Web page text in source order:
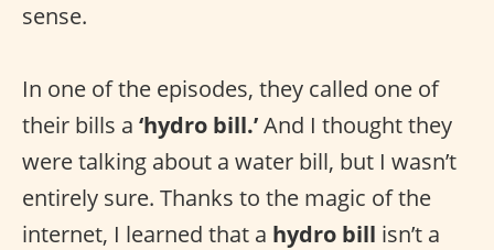
sense.
In one of the episodes, they called one of
their bills a ‘hydro bill.’And I thought they
were talking about a water bill, but I wasn’t
entirely sure. Thanks to the magic of the
internet, I learned that a hydro bill isn’t a